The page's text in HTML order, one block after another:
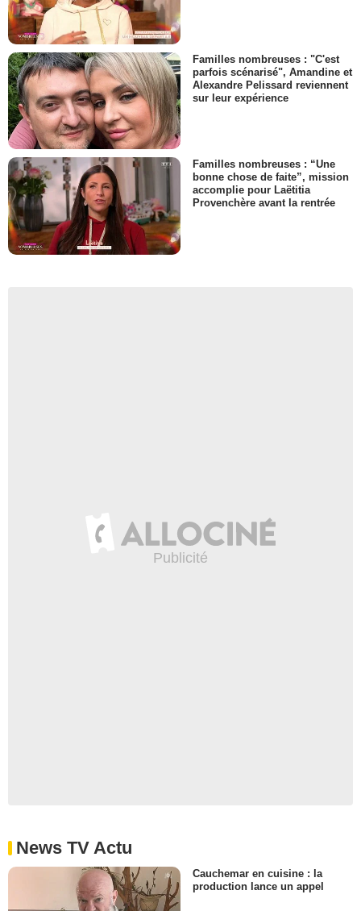
Familles nombreuses : "C'est
parfois scénarisé", Amandine et
Alexandre Pelissard reviennent
sur leur expérience
Familles nombreuses : “Une
bonne chose de faite”, mission
accomplie pour Laëtitia
Provenchère avant la rentrée
News TV Actu
Cauchemar en cuisine : la
production lance un appel